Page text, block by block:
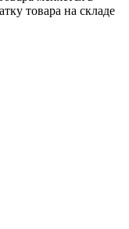
товара на складе